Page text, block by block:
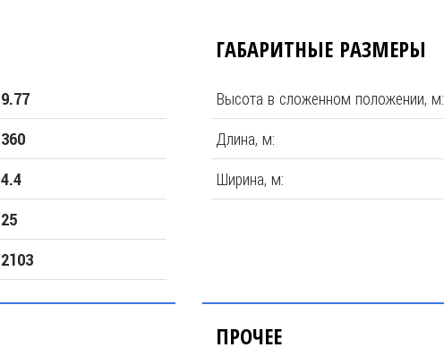
9.77
360
4.4
25
2103
ГАБАРИТНЫЕ РАЗМЕРЫ
Высота в сложенном положении, м:
Длина, м:
Ширина, м:
ПРОЧЕЕ